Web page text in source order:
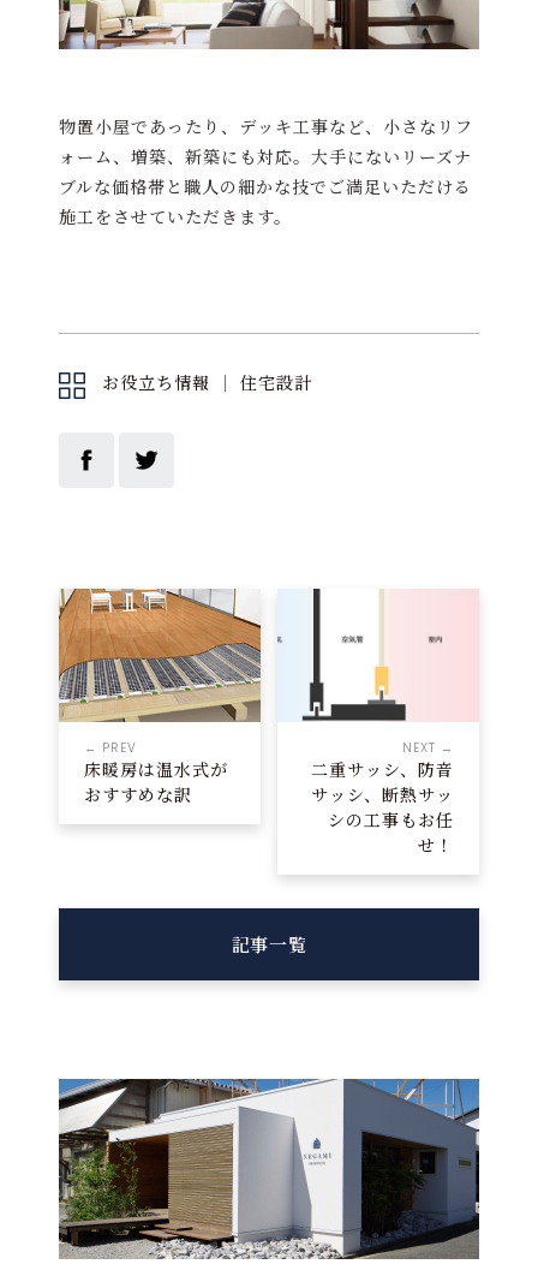
物置小屋であったり、デッキ工事など、小さなリフ
ォーム、増築、新築にも対応。大手にないリーズナ
ブルな価格帯と職人の細かな技でご満足いただける
施工をさせていただきます。
お役立ち情報 ｜住宅設計
← PREV
床暖房は温水式が
おすすめな訳
NEXT →
二重サッシ、防音
サッシ、断熱サッ
シの工事もお任
せ！
記事一覧